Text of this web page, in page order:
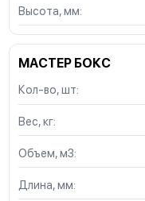
Высота, мм:
МАСТЕР БОКС
Кол-во, шт:
Вес, кг:
Объем, м3:
Длина, мм: